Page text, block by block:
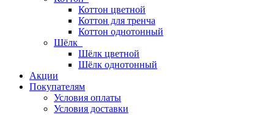
Коттон цветной
Коттон для тренча
Коттон однотонный
Шёлк
Шёлк цветной
Шёлк однотонный
Акции
Покупателям
Условия оплаты
Условия доставки